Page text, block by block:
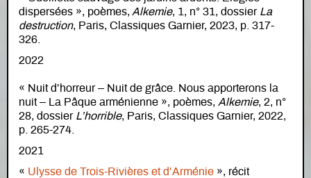
dispersées », poèmes, Alkemie, 1, n° 31, dossier La
destruction, Paris, Classiques Garnier, 2023, p. 317-
326.
2022
« Nuit d’horreur – Nuit de grâce. Nous apporterons la
nuit – La Pâque arménienne », poèmes, Alkemie, 2, n°
28, dossier L’horrible, Paris, Classiques Garnier, 2022,
p. 265-274.
2021
« Ulysse de Trois-Rivières et d’Arménie », récit